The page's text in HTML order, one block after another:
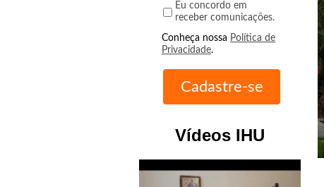
Eu concordo em
receber comunicações.
Conheça nossa Política de
Privacidade.
Vídeos IHU